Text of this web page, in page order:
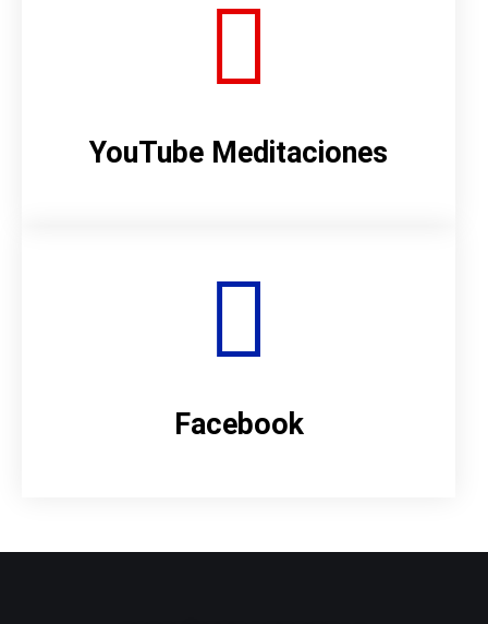
YouTube Meditaciones
Facebook